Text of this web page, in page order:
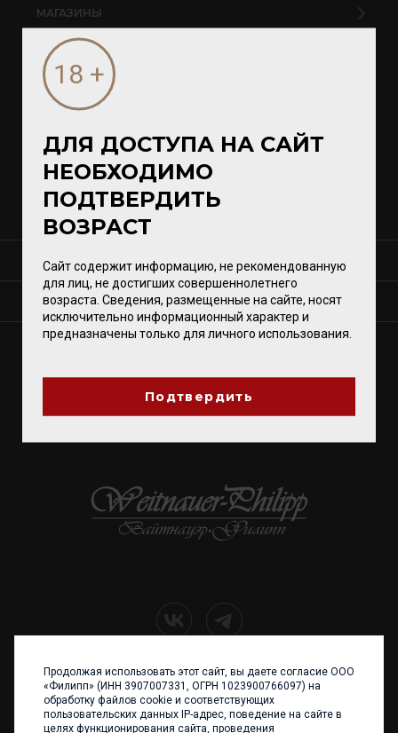
МАГАЗИНЫ
Калининград
Светлогорск
Зеленоградск
Магазины VomFASS
КОНТАКТЫ
СЕРВИСЫ
ВВЕСТИ E-MAIL
+7 (4012) 960 898
236017 Калининград,
ул. Каштановая аллея, 47
Телефон: +7 4012 960 898,
ДЛЯ ДОСТУПА НА САЙТ
НЕОБХОДИМО
ПОДТВЕРДИТЬ
ВОЗРАСТ
Сайт содержит информацию, не рекомендованную
для лиц, не достигших совершеннолетнего
возраста. Сведения, размещенные на сайте, носят
исключительно информационный характер и
предназначены только для личного использования.
Подтвердить
Продолжая использовать этот сайт, вы даете согласие ООО
«Филипп» (ИНН 3907007331, ОГРН 1023900766097) на
обработку файлов cookie и соответствующих
пользовательских данных IP-адрес, поведение на сайте в
целях функционирования сайта, проведения